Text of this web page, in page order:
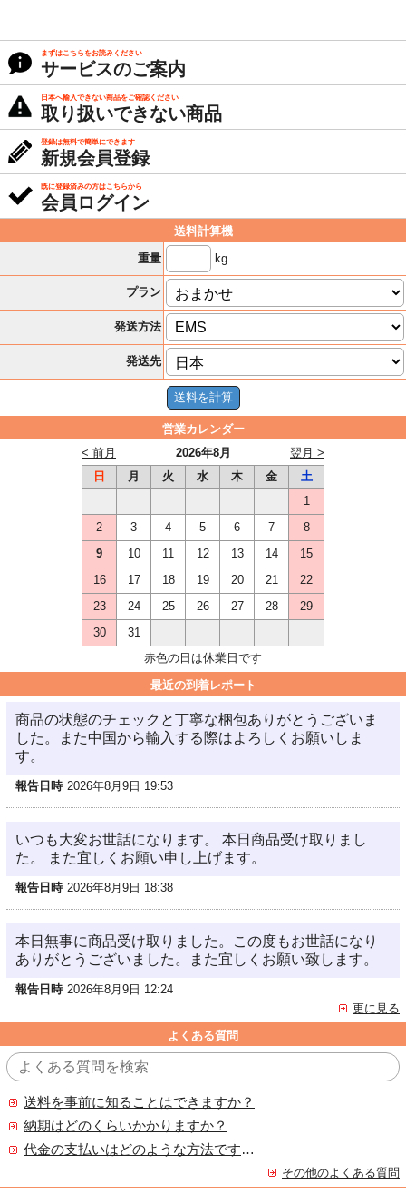
まずはこちらをお読みください
サービスのご案内
日本へ輸入できない商品をご確認ください
取り扱いできない商品
登録は無料で簡単にできます
新規会員登録
既に登録済みの方はこちらから
会員ログイン
送料計算機
重量
kg
プラン
発送方法
発送先
営業カレンダー
2026年8月
< 前月
翌月 >
日
月 火 水 木 金
土
1
2
3 4 5 6 7
8
9
10 11 12 13 14
15
16
17 18 19 20 21
22
23
24 25 26 27 28
29
30
31
赤色の日は休業日です
最近の到着レポート
商品の状態のチェックと丁寧な梱包ありがとうございま
した。また中国から輸入する際はよろしくお願いしま
す。
報告日時 2026年8月9日 19:53
いつも大変お世話になります。 本日商品受け取りまし
た。 また宜しくお願い申し上げます。
報告日時 2026年8月9日 18:38
本日無事に商品受け取りました。この度もお世話になり
ありがとうございました。また宜しくお願い致します。
報告日時 2026年8月9日 12:24
更に見る
よくある質問
送料を事前に知ることはできますか？
納期はどのくらいかかりますか？
代金の支払いはどのような方法ですか？
その他のよくある質問